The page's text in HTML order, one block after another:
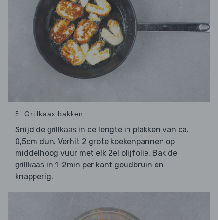
5. Grillkaas bakken
Snijd de grillkaas in de lengte in plakken van ca.
0,5cm dun. Verhit 2 grote koekenpannen op
middelhoog vuur met elk 2el olijfolie. Bak de
grillkaas in 1-2min per kant goudbruin en
knapperig.